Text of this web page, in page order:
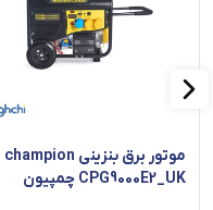
CPG9000E2_UK چمپیون